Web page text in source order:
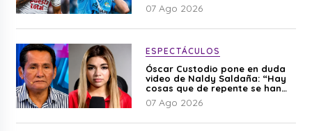
07 Ago 2026
ESPECTÁCULOS
Óscar Custodio pone en duda
video de Naldy Saldaña: “Hay
cosas que de repente se han
editado”
07 Ago 2026